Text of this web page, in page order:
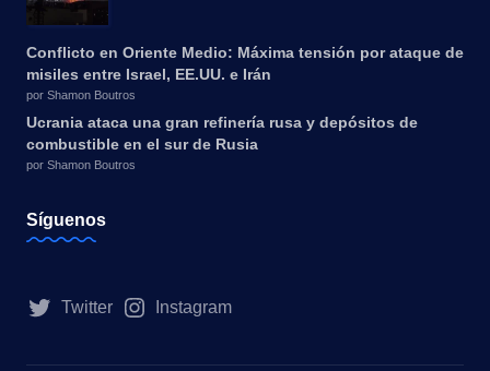
Conflicto en Oriente Medio: Máxima tensión por ataque de
misiles entre Israel, EE.UU. e Irán
por Shamon Boutros
Ucrania ataca una gran refinería rusa y depósitos de
combustible en el sur de Rusia
por Shamon Boutros
Síguenos
Twitter Instagram